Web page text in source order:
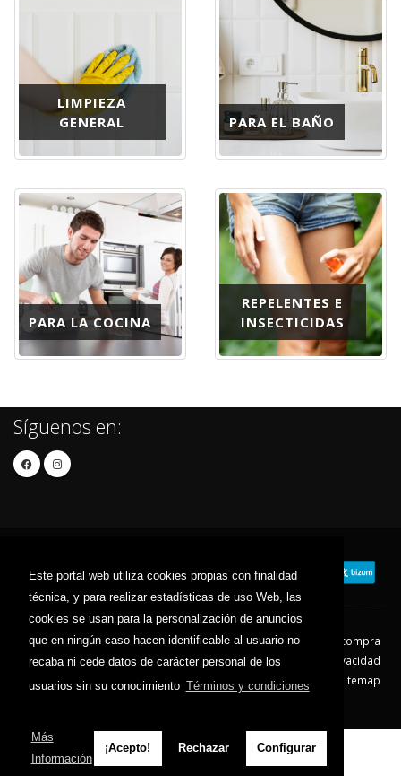
Este portal web utiliza cookies propias con finalidad
técnica, y para realizar estadísticas de uso Web, las
cookies se usan para la personalización de anuncios
que en ningún caso hacen identificable al usuario no
recaba ni cede datos de carácter personal de los
usuarios sin su conocimiento Términos y condiciones
Más
Información
¡Acepto! Rechazar Configurar
LIMPIEZA
GENERAL
PARA EL BAÑO
PARA LA COCINA
REPELENTES E
INSECTICIDAS
Síguenos en:
Contacto Aviso Legal
Condiciones de compra
Política de envíos
Política de devolución
Política de Privacidad
Política de Cookies
Sitemap